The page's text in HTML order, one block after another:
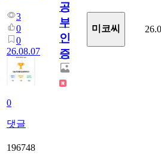
3
0
0
26.08.07
0
댓글
공
부
인
증
미코씨
196748